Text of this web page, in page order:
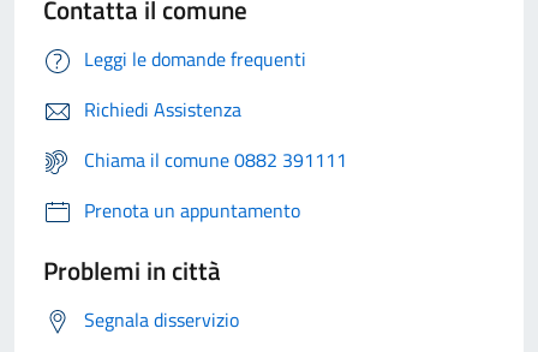
Contatta il comune
Leggi le domande frequenti
Richiedi Assistenza
Chiama il comune 0882 391111
Prenota un appuntamento
Problemi in città
Segnala disservizio